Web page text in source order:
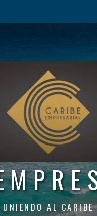
UNIENDO AL CARIBE